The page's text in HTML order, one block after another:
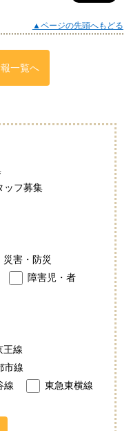
▲ページの先頭へもどる
一覧へ
ッフ募集
災害・防災
障害児・者
王線
市線
線
東急東横線